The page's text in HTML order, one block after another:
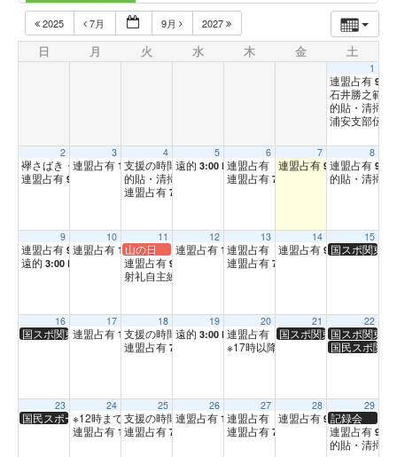
2025 7月 9月 2027
日 月 火 水 木 金 土
1
連盟占有 9:00
石井勝之範
的貼・清掃
浦安支部伝
2
襷さばき・肌脱ぎ指導会9:00 AM
連盟占有 9:00 AM
3
連盟占有 1:00 PM
4
支援の時間3:00 PM
的貼・清掃
連盟占有 7:00 PM
5
遠的 3:00 PM
6
連盟占有（坐射）1:00 PM
連盟占有 7:00 PM
7
連盟占有 9:00 AM
8
連盟占有 9:00
的貼・清掃
9
連盟占有 9:00 AM
遠的 3:00 PM
10
連盟占有 1:00 PM
11
山の日
連盟占有 9:00 AM
射礼自主練習
12
連盟占有 1:00 PM
13
連盟占有（坐射）1:00 PM
連盟占有 7:00 PM
14
連盟占有 9:00 AM
15
国スポ関東
16
国スポ関東ブロ公開練習 遠的（浦安市）
17
連盟占有 1:00 PM
18
支援の時間3:00 PM
連盟占有 7:00 PM
19
遠的 3:00 PM
20
連盟占有（坐射）1:00 PM
※17時以降弓道場使用不可5:00 PM
21
国スポ関東ブロ公開練
22
国スポ関東
国民スポ関
23
国民スポーツ大会関東ブロック大会（浦安市）
24
※12時まで弓道場使用不可9:00 AM
連盟占有 1:00 PM
25
支援の時間3:00 PM
連盟占有 7:00 PM
26
連盟占有 1:00 PM
27
連盟占有（坐射）1:00 PM
連盟占有 7:00 PM
28
連盟占有 9:00 AM
29
記録会
連盟占有 9:00
的貼・清掃